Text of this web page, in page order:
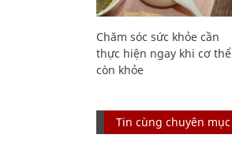
Chăm sóc sức khỏe cần
thực hiện ngay khi cơ thể
còn khỏe
Tin cùng chuyên mục